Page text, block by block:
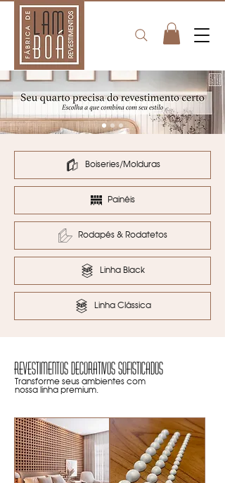
Boiseries/Molduras
Painéis
Rodapés & Rodatetos
Linha Black
Linha Clássica
Revestimentos decorativos Sofisticados
Transforme seus ambientes com
nossa linha premium.